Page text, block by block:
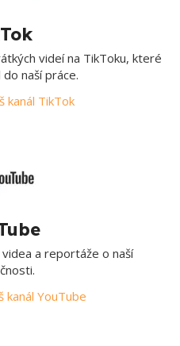
videí na TikToku, které
naší práce.
kanál TikTok
a reportáže o naší
kanál YouTube